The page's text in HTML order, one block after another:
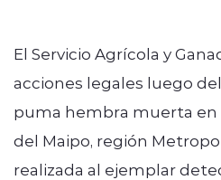
El Servicio Agrícola y
acciones legales luego
puma hembra muerta en
del Maipo, región
realizada al ejemplar